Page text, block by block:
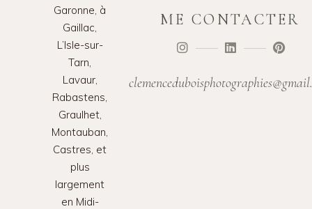
Garonne, à
Gaillac,
L’Isle-sur-
Tarn,
Lavaur,
Rabastens,
Graulhet,
Montauban,
Castres, et
plus
largement
en Midi-
ME CONTACTER